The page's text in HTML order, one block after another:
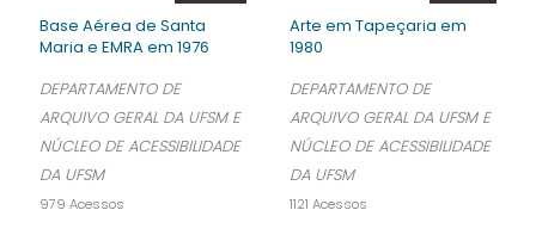
Base Aérea de Santa
Maria e EMRA em 1976
DEPARTAMENTO DE
ARQUIVO GERAL DA UFSM E
NÚCLEO DE ACESSIBILIDADE
DA UFSM
979 Acessos
Arte em Tapeçaria em
1980
DEPARTAMENTO DE
ARQUIVO GERAL DA UFSM E
NÚCLEO DE ACESSIBILIDADE
DA UFSM
1121 Acessos